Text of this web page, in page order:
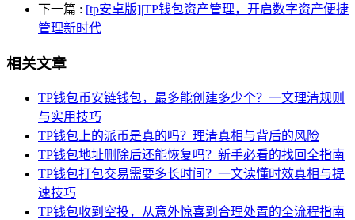
下一篇 : [tp安卓版]|TP钱包资产管理，开启数字资产便捷
管理新时代
相关文章
TP钱包币安链钱包，最多能创建多少个？一文理清规则
与实用技巧
TP钱包上的派币是真的吗？理清真相与背后的风险
TP钱包地址删除后还能恢复吗？新手必看的找回全指南
TP钱包打包交易需要多长时间？一文读懂时效真相与提
速技巧
TP钱包收到空投，从意外惊喜到合理处置的全流程指南